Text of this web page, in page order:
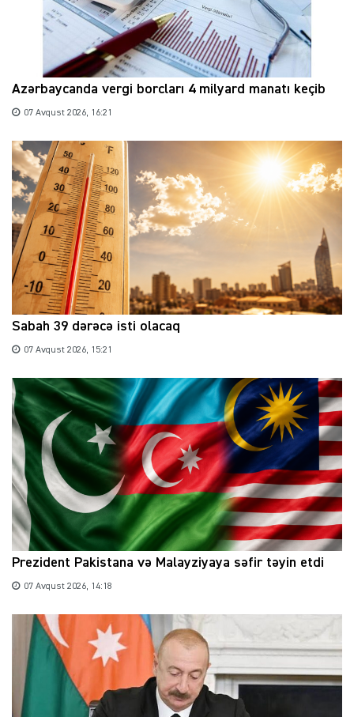
Azərbaycanda vergi borcları 4 milyard manatı keçib
07 Avqust 2026, 16:21
Sabah 39 dərəcə isti olacaq
07 Avqust 2026, 15:21
Prezident Pakistana və Malayziyaya səfir təyin etdi
07 Avqust 2026, 14:18